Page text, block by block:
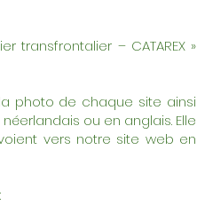
– CATAREX »
photo de chaque site ainsi
ou en anglais. Elle
vers notre site web en